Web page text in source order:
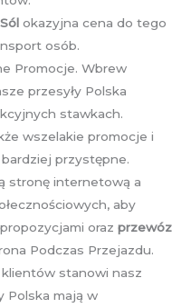
okazyjna cena do tego
osób.
Promocje. Wbrew
przesyły Polska
stawkach.
wszelakie promocje i
przystępne.
stronę internetową a
aby
oraz przewóz
Podczas Przejazdu.
stanowi nasz
Polska mają w